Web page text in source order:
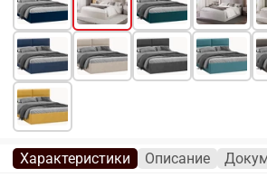
Характеристики Описание